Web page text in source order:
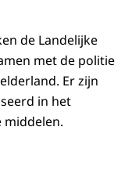
de Landelijke
met de politie
Er zijn
in het
middelen.